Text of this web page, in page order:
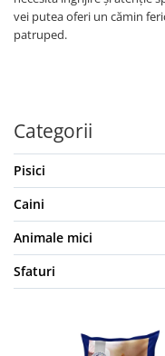
vei putea oferi un cămin
patruped.
Categorii
Pisici
Caini
Animale mici
Sfaturi